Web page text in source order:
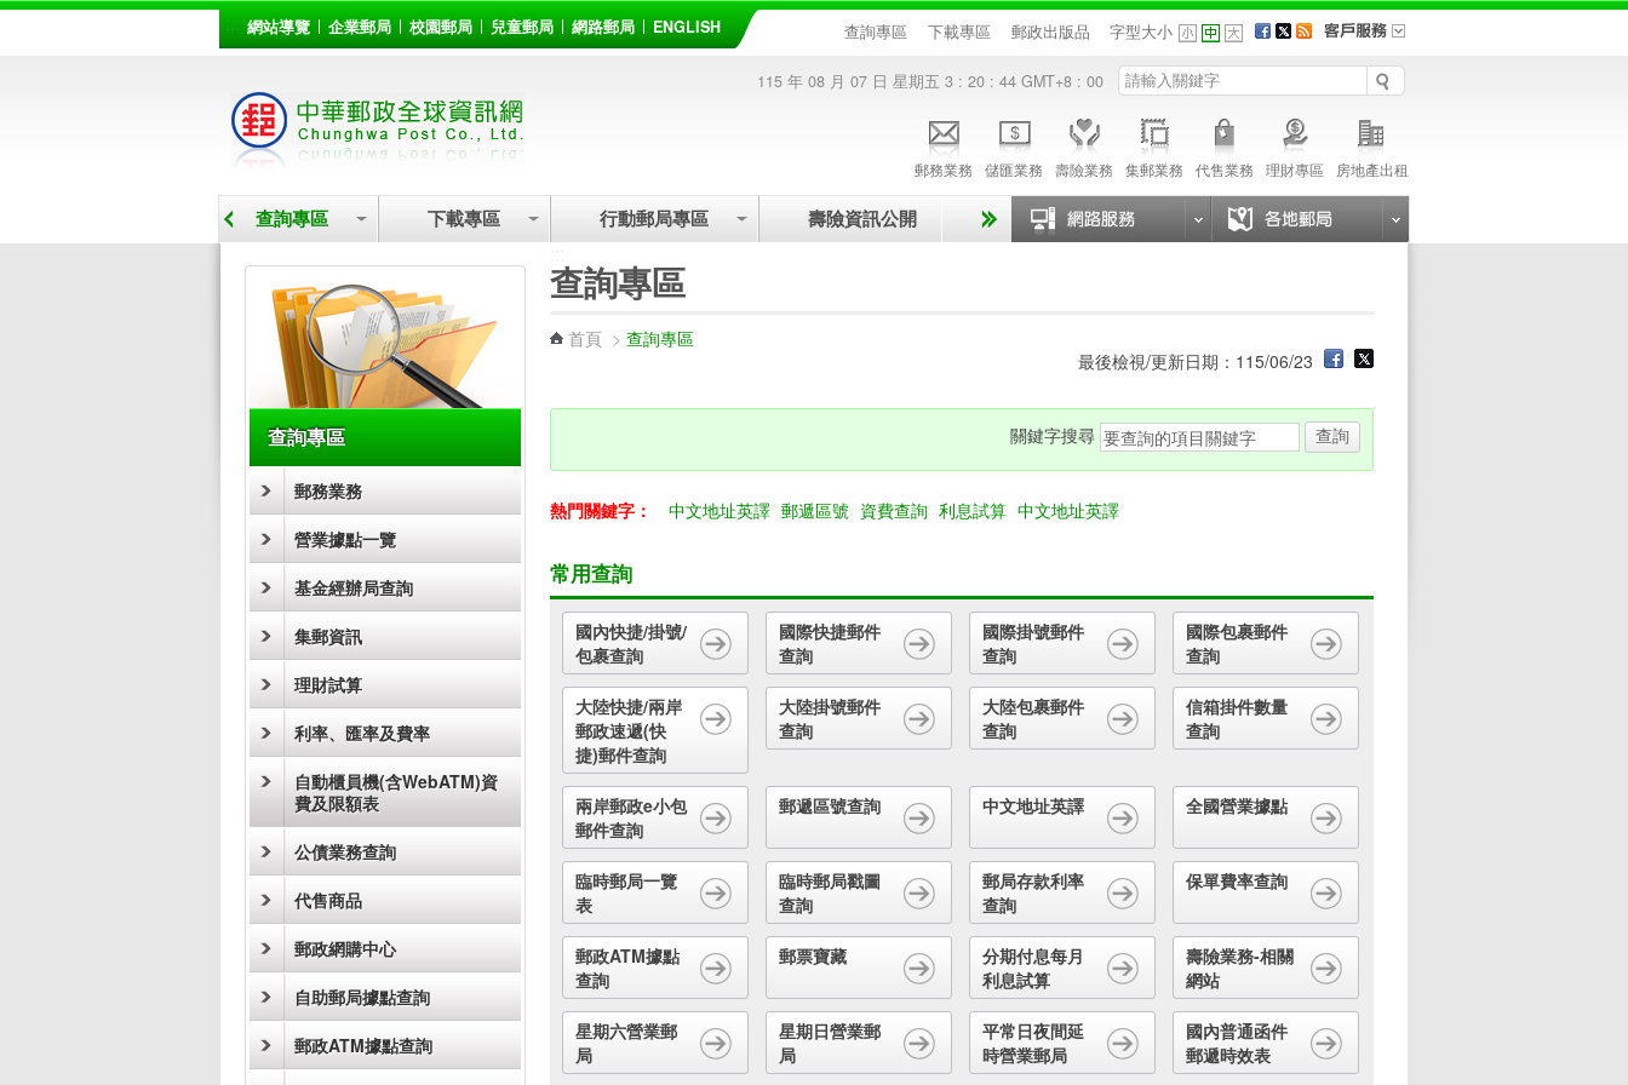
::: 網站導覽 企業郵局 校園郵局 兒童郵局 網路郵局 ENGLISH 查詢專區 下載專區 郵政出版品 字型大小
115 年 08 月 07 日 星期五 3 : 20 : 44 GMT+8 : 00
郵務業務 儲匯業務 壽險業務 集郵業務 代售業務 理財專區 房地產出租
查詢專區 下載專區 行動郵局專區 壽險資訊公開
查詢專區
郵務業務
營業據點一覽
基金經辦局查詢
集郵資訊
理財試算
利率、匯率及費率
自動櫃員機(含WebATM)資
費及限額表
公債業務查詢
代售商品
郵政網購中心
自助郵局據點查詢
郵政ATM據點查詢
查詢專區
首頁 > 查詢專區
最後檢視/更新日期：115/06/23
關鍵字搜尋
熱門關鍵字： 中文地址英譯 郵遞區號 資費查詢 利息試算 中文地址英譯
常用查詢
國內快捷/掛號/
包裹查詢
國際快捷郵件
查詢
國際掛號郵件
查詢
國際包裹郵件
查詢
大陸快捷/兩岸
郵政速遞(快
捷)郵件查詢
大陸掛號郵件
查詢
大陸包裹郵件
查詢
信箱掛件數量
查詢
兩岸郵政e小包
郵件查詢
郵遞區號查詢 中文地址英譯 全國營業據點
臨時郵局一覽
表
臨時郵局戳圖
查詢
郵局存款利率
查詢
保單費率查詢
郵政ATM據點
查詢
郵票寶藏
分期付息每月
利息試算
壽險業務-相關
網站
星期六營業郵
局
星期日營業郵
局
平常日夜間延
時營業郵局
國內普通函件
郵遞時效表